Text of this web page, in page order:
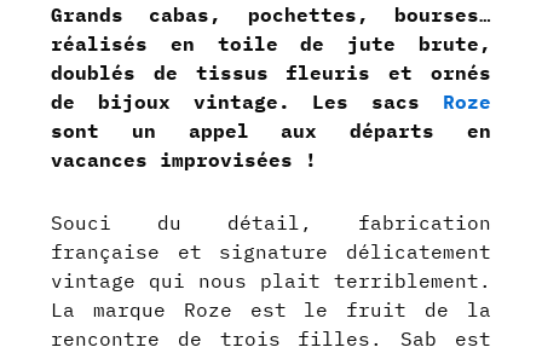
Grands cabas, pochettes, bourses…
réalisés en toile de jute brute,
doublés de tissus fleuris et ornés
de bijoux vintage. Les sacs Roze
sont un appel aux départs en
vacances improvisées !
Souci du détail, fabrication
française et signature délicatement
vintage qui nous plait terriblement.
La marque Roze est le fruit de la
rencontre de trois filles. Sab est